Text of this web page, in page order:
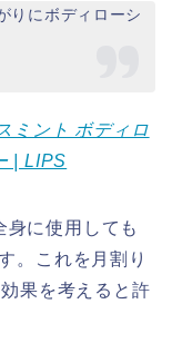
りにボディローシ
ミント ボディロ
| LIPS
身に使用しても
。これを月割り
果を考えると許